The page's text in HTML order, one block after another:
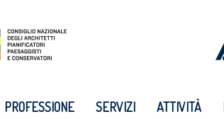
PROFESSIONE SERVIZI ATTIVITÀ